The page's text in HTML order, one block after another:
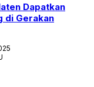
Dapatkan
di Gerakan